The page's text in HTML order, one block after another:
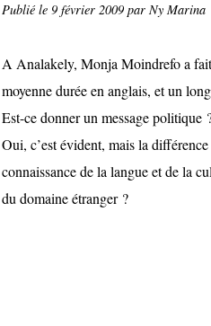
Publié le 9 février 2009 par Ny Marina
A Analakely, Monja Moindrefo a
moyenne durée en anglais, et un
Est-ce donner un message politique
Oui, c’est évident, mais la
connaissance de la langue et de la
du domaine étranger ?